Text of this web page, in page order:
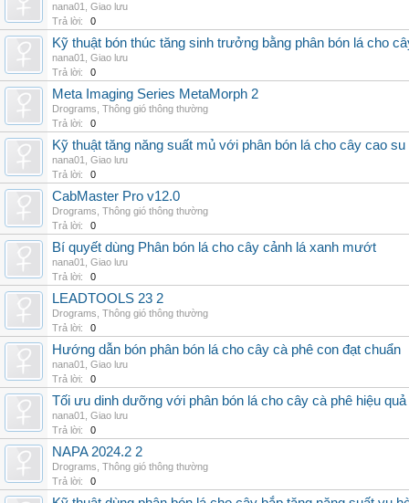
nana01
Giao lưu
Trả lời:
0
Kỹ thuật bón thúc tăng sinh trưởng bằng phân bón lá cho
nana01
Giao lưu
Trả lời:
0
Meta Imaging Series MetaMorph 2
Drograms Thông gió thông thường
Trả lời:
0
Kỹ thuật tăng năng suất mủ với phân bón lá cho cây cao su
nana01
Giao lưu
Trả lời:
0
CabMaster Pro v12.0
Drograms Thông gió thông thường
Trả lời:
0
Bí quyết dùng Phân bón lá cho cây cảnh lá xanh mướt
nana01
Giao lưu
Trả lời:
0
LEADTOOLS 23 2
Drograms Thông gió thông thường
Trả lời:
0
Hướng dẫn bón phân bón lá cho cây cà phê con đạt chuẩn
nana01
Giao lưu
Trả lời:
0
Tối ưu dinh dưỡng với phân bón lá cho cây cà phê hiệu quả
nana01
Giao lưu
Trả lời:
0
NAPA 2024.2 2
Drograms Thông gió thông thường
Trả lời:
0